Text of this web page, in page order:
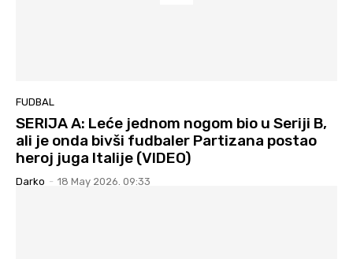
FUDBAL
SERIJA A: Leće jednom nogom bio u Seriji B,
ali je onda bivši fudbaler Partizana postao
heroj juga Italije (VIDEO)
Darko - 18 May 2026. 09:33